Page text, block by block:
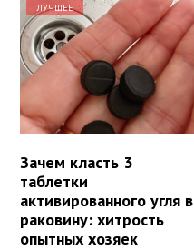
ЛУЧШЕЕ
Зачем класть 3
таблетки
активированного угля в
раковину: хитрость
опытных хозяек